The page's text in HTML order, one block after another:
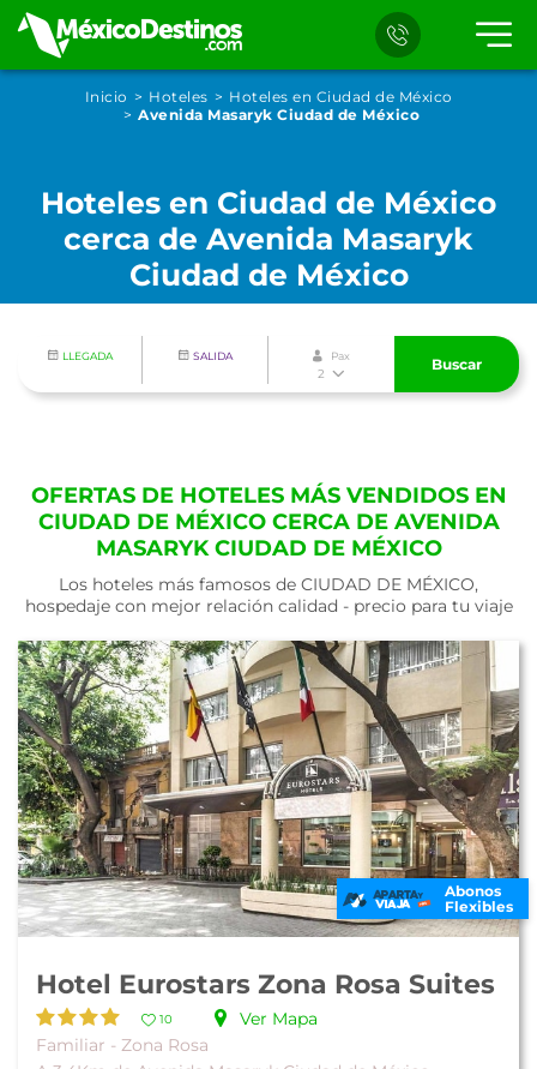
Inicio Hoteles
Hoteles en Ciudad de México
Avenida Masaryk Ciudad de México
Hoteles en Ciudad de México
cerca de Avenida Masaryk
Ciudad de México
LLEGADA SALIDA Pax
2
Buscar
OFERTAS DE HOTELES MÁS VENDIDOS EN
CIUDAD DE MÉXICO CERCA DE AVENIDA
MASARYK CIUDAD DE MÉXICO
Los hoteles más famosos de CIUDAD DE MÉXICO,
hospedaje con mejor relación calidad - precio para tu viaje
Abonos
Flexibles
Hotel Eurostars Zona Rosa Suites
10
Ver Mapa
Familiar - Zona Rosa